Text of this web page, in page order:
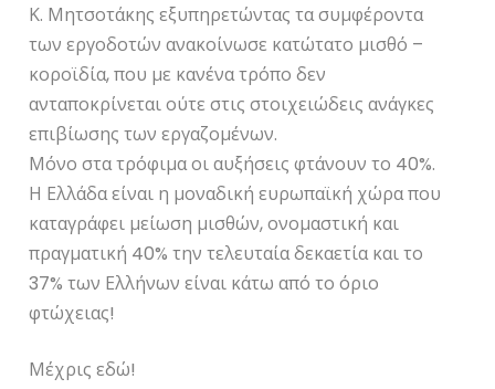
Κ. Μητσοτάκης εξυπηρετώντας τα συμφέροντα
των εργοδοτών ανακοίνωσε κατώτατο μισθό –
κοροϊδία, που με κανένα τρόπο δεν
ανταποκρίνεται ούτε στις στοιχειώδεις ανάγκες
επιβίωσης των εργαζομένων.
Μόνο στα τρόφιμα οι αυξήσεις φτάνουν το 40%.
Η Ελλάδα είναι η μοναδική ευρωπαϊκή χώρα που
καταγράφει μείωση μισθών, ονομαστική και
πραγματική 40% την τελευταία δεκαετία και το
37% των Ελλήνων είναι κάτω από το όριο
φτώχειας!
Μέχρις εδώ!